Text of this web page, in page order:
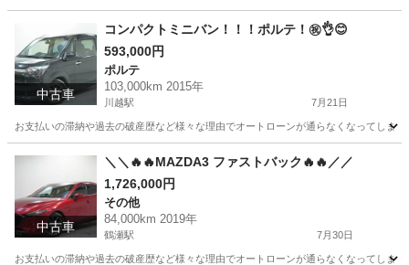
アクセラ オトロン
中古車
コンパクトミニバン！！！ポルテ！㊗️👌😊
593,000円
ポルテ
103,000km 2015年
川越駅 7月21日
お支払いの滞納や過去の破産歴など様々な理由でオートローンが通らなくなってしま
埼玉 川越市 オトロン
中古車
＼＼🔥🔥MAZDA3 ファストバック🔥🔥／／
1,726,000円
その他
84,000km 2019年
鶴瀬駅 7月30日
お支払いの滞納や過去の破産歴など様々な理由でオートローンが通らなくなってしま